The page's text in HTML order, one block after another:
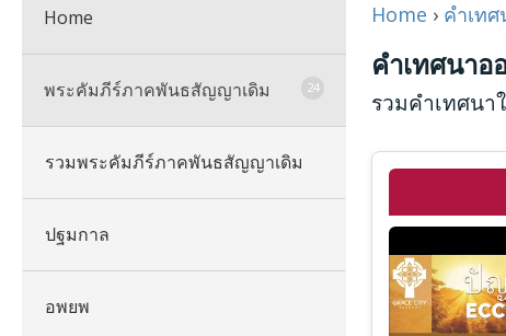
Home
พระคัมภีร์ภาคพันธสัญญาเดิม 24
รวมพระคัมภีร์ภาคพันธสัญญาเดิม
ปฐมกาล
อพยพ
Home › คำเท
คำเทศนา
รวมคำเทศน